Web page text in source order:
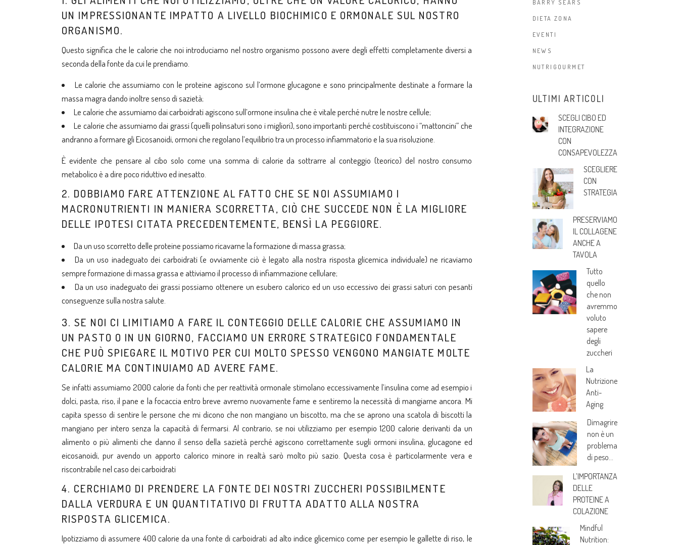
UN IMPRESSIONANTE IMPATTO A LIVELLO BIOCHIMICO E ORMONALE SUL NOSTRO
ORGANISMO.
Questo significa che le calorie che noi introduciamo nel nostro organismo possono avere degli effetti completamente diversi a
seconda della fonte da cui le prendiamo.
Le calorie che assumiamo con le proteine agiscono sul l’ormone glucagone e sono principalmente destinate a formare la
massa magra dando inoltre senso di sazietà;
Le calorie che assumiamo dai carboidrati agiscono sull’ormone insulina che è vitale perché nutre le nostre cellule;
Le calorie che assumiamo dai grassi (quelli polinsaturi sono i migliori), sono importanti perché costituiscono i “mattoncini” che
andranno a formare gli Eicosanoidi, ormoni che regolano l’equilibrio tra un processo infiammatorio e la sua risoluzione.
È evidente che pensare al cibo solo come una somma di calorie da sottrarre al conteggio (teorico) del nostro consumo
metabolico è a dire poco riduttivo ed inesatto.
2. DOBBIAMO FARE ATTENZIONE AL FATTO CHE SE NOI ASSUMIAMO I
MACRONUTRIENTI IN MANIERA SCORRETTA, CIÒ CHE SUCCEDE NON È LA MIGLIORE
DELLE IPOTESI CITATA PRECEDENTEMENTE, BENSÌ LA PEGGIORE.
Da un uso scorretto delle proteine possiamo ricavarne la formazione di massa grassa;
Da un uso inadeguato dei carboidrati (e ovviamente ciò è legato alla nostra risposta glicemica individuale) ne ricaviamo
sempre formazione di massa grassa e attiviamo il processo di infiammazione cellulare;
Da un uso inadeguato dei grassi possiamo ottenere un esubero calorico ed un uso eccessivo dei grassi saturi con pesanti
conseguenze sulla nostra salute.
3. SE NOI CI LIMITIAMO A FARE IL CONTEGGIO DELLE CALORIE CHE ASSUMIAMO IN
UN PASTO O IN UN GIORNO, FACCIAMO UN ERRORE STRATEGICO FONDAMENTALE
CHE PUÒ SPIEGARE IL MOTIVO PER CUI MOLTO SPESSO VENGONO MANGIATE MOLTE
CALORIE MA CONTINUIAMO AD AVERE FAME.
Se infatti assumiamo 2000 calorie da fonti che per reattività ormonale stimolano eccessivamente l’insulina come ad esempio i
dolci, pasta, riso, il pane e la focaccia entro breve avremo nuovamente fame e sentiremo la necessità di mangiarne ancora. Mi
capita spesso di sentire le persone che mi dicono che non mangiano un biscotto, ma che se aprono una scatola di biscotti la
mangiano per intero senza la capacità di fermarsi. Al contrario, se noi utilizziamo per esempio 1200 calorie derivanti da un
alimento o più alimenti che danno il senso della sazietà perché agiscono correttamente sugli ormoni insulina, glucagone ed
eicosanoidi, pur avendo un apporto calorico minore in realtà sarò molto più sazio. Questa cosa è particolarmente vera e
riscontrabile nel caso dei carboidrati
4. CERCHIAMO DI PRENDERE LA FONTE DEI NOSTRI ZUCCHERI POSSIBILMENTE
DALLA VERDURA E UN QUANTITATIVO DI FRUTTA ADATTO ALLA NOSTRA
RISPOSTA GLICEMICA.
Ipotizziamo di assumere 400 calorie da una fonte di carboidrati ad alto indice glicemico come per esempio le gallette di riso, le
BARRY SEARS
DIETA ZONA
EVENTI
NEWS
NUTRIGOURMET
ULTIMI ARTICOLI
SCEGLI CIBO ED
INTEGRAZIONE
CON
CONSAPEVOLEZZA
SCEGLIERE
CON
STRATEGIA
PRESERVIAMO
IL COLLAGENE
ANCHE A
TAVOLA
Tutto
quello
che non
avremmo
voluto
sapere
degli
zuccheri
La
Nutrizione
Anti-
Aging
Dimagrire
non è un
problema
di peso…
L’IMPORTANZA
DELLE
PROTEINE A
COLAZIONE
Mindful
Nutrition: